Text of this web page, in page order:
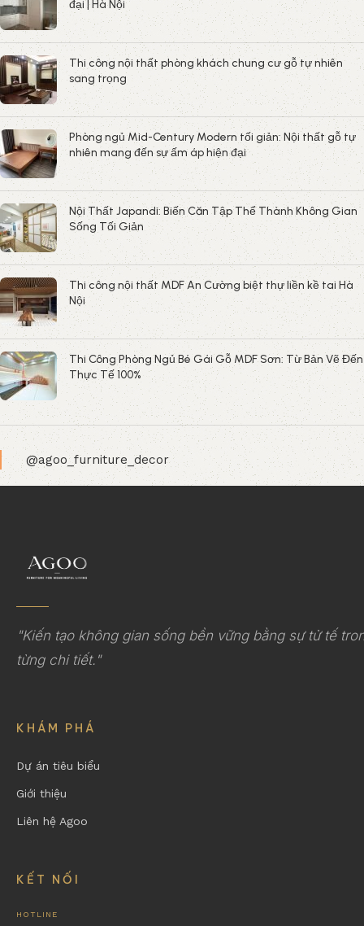
đại | Hà Nội
Thi công nội thất phòng khách chung cư gỗ tự nhiên
sang trọng
Phòng ngủ Mid-Century Modern tối giản: Nội thất gỗ tự
nhiên mang đến sự ấm áp hiện đại
Nội Thất Japandi: Biến Căn Tập Thể Thành Không Gian
Sống Tối Giản
Thi công nội thất MDF An Cường biệt thự liền kề tai Hà
Nội
Thi Công Phòng Ngủ Bé Gái Gỗ MDF Sơn: Từ Bản Vẽ Đến
Thực Tế 100%
@agoo_furniture_decor
"Kiến tạo không gian sống bền vững bằng sự tử tế
từng chi tiết."
KHÁM PHÁ
Dự án tiêu biểu
Giới thiệu
Liên hệ Agoo
KẾT NỐI
HOTLINE